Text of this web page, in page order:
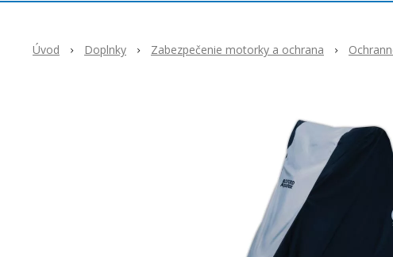
Úvod Doplnky Zabezpečenie motorky a ochrana